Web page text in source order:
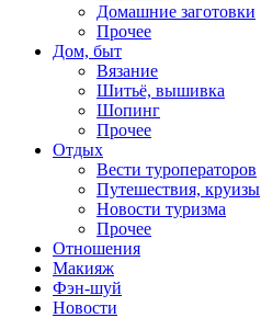
Домашние заготовки
Прочее
Дом, быт
Вязание
Шитьё, вышивка
Шопинг
Прочее
Отдых
Вести туроператоров
Путешествия, круизы
Новости туризма
Прочее
Отношения
Макияж
Фэн-шуй
Новости